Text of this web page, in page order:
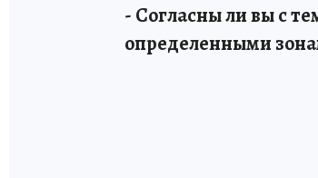
- Согласны ли вы с
определенными